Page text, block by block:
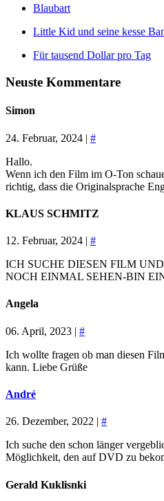
Blaubart
Little Kid und seine kesse
Für tausend Dollar pro Tag
Neuste Kommentare
Simon
24. Februar, 2024 | #
Hallo.
Wenn ich den Film im O-Ton
richtig, dass die Originalsprache
KLAUS SCHMITZ
12. Februar, 2024 | #
ICH SUCHE DIESEN FILM
NOCH EINMAL SEHEN-BIN
Angela
06. April, 2023 | #
Ich wollte fragen ob man diesen
kann. Liebe Grüße
André
26. Dezember, 2022 | #
Ich suche den schon länger
Möglichkeit, den auf DVD zu
Gerald Kuklisnki